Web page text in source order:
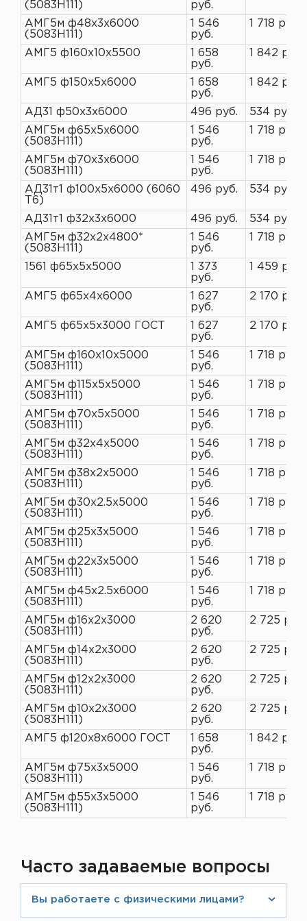
(5083H111)
руб.
АМГ5м ф48х3х6000
(5083H111)
1 546
руб.
1 718 руб.
АМГ5 ф160х10х5500
1 658
руб.
1 842 руб.
АМГ5 ф150х5х6000
1 658
руб.
1 842 руб.
АД31 ф50х3х6000 496 руб.
534 руб.
АМГ5м ф65х5х6000
(5083H111)
1 546
руб.
1 718 руб.
АМГ5м ф70х3х6000
(5083H111)
1 546
руб.
1 718 руб.
АД31т1 ф100х5х6000 (6060
Т6)
496 руб. 534 руб.
АД31т1 ф32х3х6000 496 руб.
534 руб.
АМГ5м ф32х2х4800*
(5083H111)
1 546
руб.
1 718 руб.
1561 ф65х5х5000
1 373
руб.
1 459 руб.
АМГ5 ф65х4х6000
1 627
руб.
2 170 руб.
АМГ5 ф65х5х3000 ГОСТ
1 627
руб.
2 170 руб.
АМГ5м ф160х10х5000
(5083H111)
1 546
руб.
1 718 руб.
АМГ5м ф115х5х5000
(5083H111)
1 546
руб.
1 718 руб.
АМГ5м ф70х5х5000
(5083H111)
1 546
руб.
1 718 руб.
АМГ5м ф32х4х5000
(5083H111)
1 546
руб.
1 718 руб.
АМГ5м ф38х2х5000
(5083H111)
1 546
руб.
1 718 руб.
АМГ5м ф30х2.5х5000
(5083H111)
1 546
руб.
1 718 руб.
АМГ5м ф25х3х5000
(5083H111)
1 546
руб.
1 718 руб.
АМГ5м ф22х3х5000
(5083H111)
1 546
руб.
1 718 руб.
АМГ5м ф45х2.5х6000
(5083H111)
1 546
руб.
1 718 руб.
АМГ5м ф16х2х3000
(5083H111)
2 620
руб.
2 725 руб.
АМГ5м ф14х2х3000
(5083H111)
2 620
руб.
2 725 руб.
АМГ5м ф12х2х3000
(5083H111)
2 620
руб.
2 725 руб.
АМГ5м ф10х2х3000
(5083H111)
2 620
руб.
2 725 руб.
АМГ5 ф120х8х6000 ГОСТ
1 658
руб.
1 842 руб.
АМГ5м ф75х3х5000
(5083H111)
1 546
руб.
1 718 руб.
АМГ5м ф55х3х5000
(5083H111)
1 546
руб.
1 718 руб.
Часто задаваемые вопросы
Вы работаете с физическими лицами?